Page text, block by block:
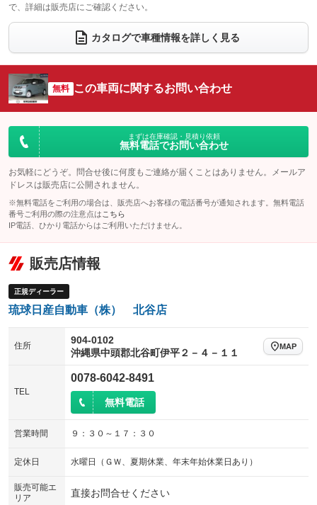
ウォークスルー
：装備なし
電動リアゲート フロントカメラ
：装備あり
：装備なし ：装備あり
サイドカメラ
：装備あり ルーフレール
：装備なし
：装備なし
：装備なし
で、詳細は販売店にご確認ください。
カタログで車種情報を詳しく見る
無料 この車両に関するお問い合わせ
まずは在庫確認・見積り依頼
無料電話でお問い合わせ
お気軽にどうぞ。問合せ後に何度もご連絡が届くことはありません。メールア
ドレスは販売店に公開されません。
※無料電話をご利用の場合は、販売店へお客様の電話番号が通知されます。無料電話
番号ご利用の際の注意点は こちら
IP電話、ひかり電話からはご利用いただけません。
販売店情報
正規ディーラー
琉球日産自動車（株） 北谷店
住所
904-0102
沖縄県中頭郡北谷町伊平２－４－１１
MAP
TEL
0078-6042-8491
無料電話
営業時間 ９：３０～１７：３０
定休日 水曜日（ＧＷ、夏期休業、年末年始休業日あり）
販売可能エ
リア
直接お問合せください